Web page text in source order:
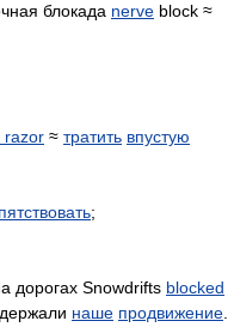
блокада nerve block ≈
razor ≈ тратить впустую
;
дорогах Snowdrifts blocked
наше продвижение